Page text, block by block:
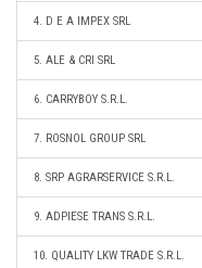
4. D E A IMPEX SRL
5. ALE & CRI SRL
6. CARRYBOY S.R.L.
7. ROSNOL GROUP SRL
8. SRP AGRARSERVICE S.R.L.
9. ADPIESE TRANS S.R.L.
10. QUALITY LKW TRADE S.R.L.